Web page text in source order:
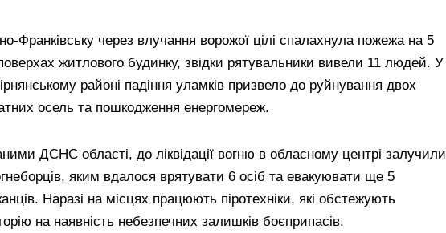
Франківську через влучання ворожої цілі спалахнула пожежа на 5
житлового будинку, звідки рятувальники вивели 11 людей. У
районі падіння уламків призвело до руйнування двох
осель та пошкодження енергомереж.
ДСНС області, до ліквідації вогню в обласному центрі залучили
яким вдалося врятувати 6 осіб та евакуювати ще 5
Наразі на місцях працюють піротехніки, які обстежують
на наявність небезпечних залишків боєприпасів.